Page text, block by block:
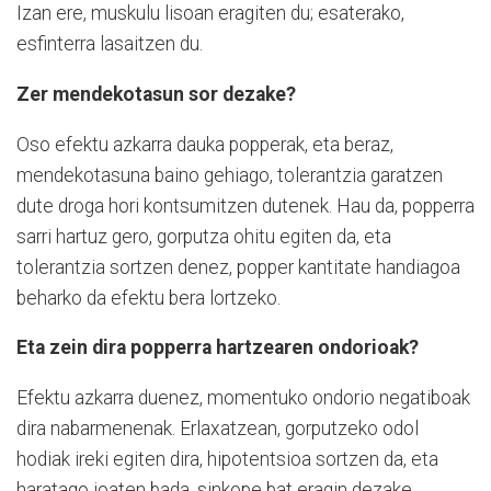
Izan ere, muskulu lisoan eragiten du; esaterako,
esfinterra lasaitzen du.
Zer mendekotasun sor dezake?
Oso efektu azkarra dauka popperak, eta beraz,
mendekotasuna baino gehiago, tolerantzia garatzen
dute droga hori kontsumitzen dutenek. Hau da, popperra
sarri hartuz gero, gorputza ohitu egiten da, eta
tolerantzia sortzen denez, popper kantitate handiagoa
beharko da efektu bera lortzeko.
Eta zein dira popperra hartzearen ondorioak?
Efektu azkarra duenez, momentuko ondorio negatiboak
dira nabarmenenak. Erlaxatzean, gorputzeko odol
hodiak ireki egiten dira, hipotentsioa sortzen da, eta